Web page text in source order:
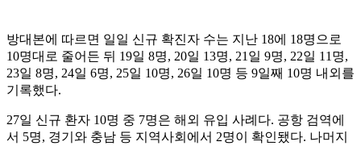
방대본에 따르면 일일 신규 확진자 수는 지난 18에 18명으로
10명대로 줄어든 뒤 19일 8명, 20일 13명, 21일 9명, 22일 11명,
23일 8명, 24일 6명, 25일 10명, 26일 10명 등 9일째 10명 내외를
기록했다.
27일 신규 환자 10명 중 7명은 해외 유입 사례다. 공항 검역에
서 5명, 경기와 충남 등 지역사회에서 2명이 확인됐다. 나머지